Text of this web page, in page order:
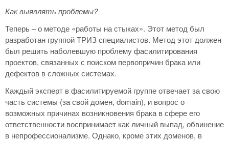
Как выявлять проблемы?
Теперь – о методе «работы на стыках». Этот метод был
разработан группой ТРИЗ специалистов. Метод этот должен
был решить наболевшую проблему фасилитирования
проектов, связанных с поиском первопричин брака или
дефектов в сложных системах.
Каждый эксперт в фасилитируемой группе отвечает за свою
часть системы (за свой домен, domain), и вопрос о
возможных причинах возникновения брака в сфере его
ответственности воспринимает как личный выпад, обвинение
в непрофессионализме. Однако, кроме этих доменов, в